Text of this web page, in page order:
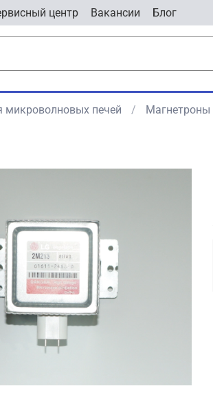
центр Вакансии Блог
микроволновых печей Магнетроны